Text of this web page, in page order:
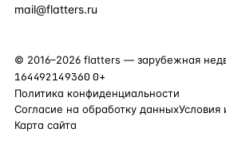
mail@flatters.ru
© 2016–2026 flatters — зарубежная
164492149360 0+
Политика конфиденциальности
Согласие на обработку данныхУсловия
Карта сайта